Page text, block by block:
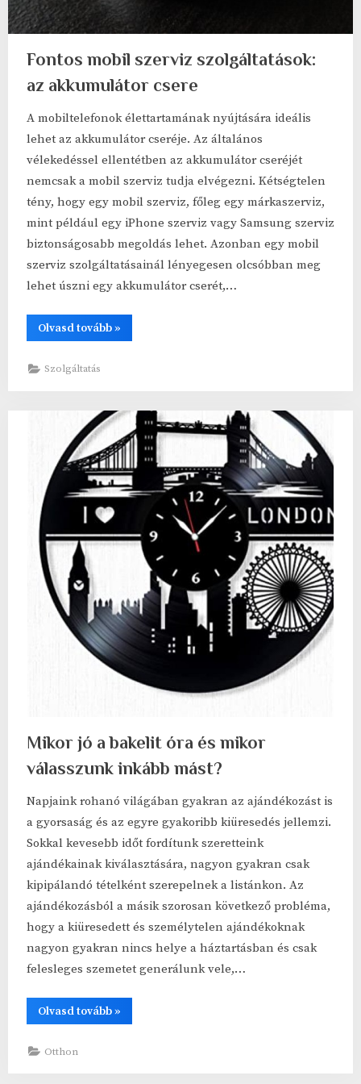
Fontos mobil szerviz szolgáltatások:
az akkumulátor csere
A mobiltelefonok élettartamának nyújtására ideális
lehet az akkumulátor cseréje. Az általános
vélekedéssel ellentétben az akkumulátor cseréjét
nemcsak a mobil szerviz tudja elvégezni. Kétségtelen
tény, hogy egy mobil szerviz, főleg egy márkaszerviz,
mint például egy iPhone szerviz vagy Samsung szerviz
biztonságosabb megoldás lehet. Azonban egy mobil
szerviz szolgáltatásainál lényegesen olcsóbban meg
lehet úszni egy akkumulátor cserét,…
Olvasd tovább“Fontos
mobil
»
Szolgáltatás
Mikor jó a bakelit óra és mikor
válasszunk inkább mást?
Napjaink rohanó világában gyakran az ajándékozást is
a gyorsaság és az egyre gyakoribb kiüresedés jellemzi.
Sokkal kevesebb időt fordítunk szeretteink
ajándékainak kiválasztására, nagyon gyakran csak
kipipálandó tételként szerepelnek a listánkon. Az
ajándékozásból a másik szorosan következő probléma,
hogy a kiüresedett és személytelen ajándékoknak
nagyon gyakran nincs helye a háztartásban és csak
felesleges szemetet generálunk vele,…
Olvasd tovább“Mikor
jó
»
Otthon